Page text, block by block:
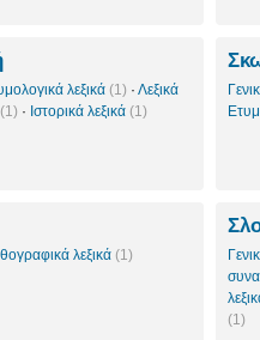
λεξικά (1) · Λεξικά
(1) · Ιστορικά λεξικά (1)
λεξικά (1)
(1)